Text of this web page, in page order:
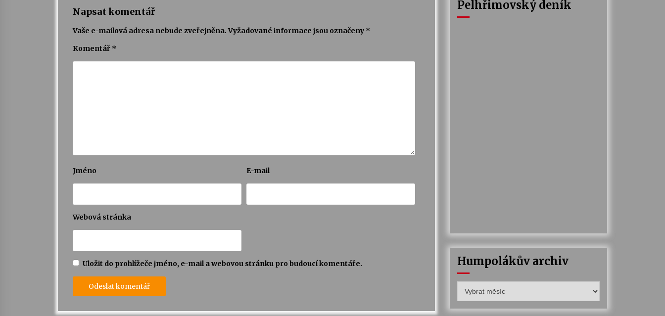
Napsat komentář
Vaše e-mailová adresa nebude zveřejněna. Vyžadované informace jsou označeny *
Komentář *
Jméno E-mail
Webová stránka
Uložit do prohlížeče jméno, e-mail a webovou stránku pro budoucí komentáře.
Pelhřimovský deník
Humpolákův archiv
archiv